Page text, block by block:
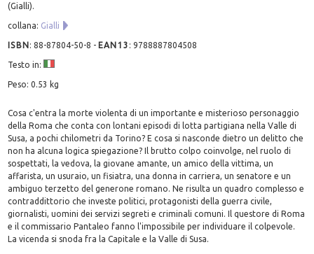
(Gialli).
collana: Gialli
ISBN:88-87804-50-8 - EAN13 :9788887804508
Testo in:
Peso: 0.53 kg
Cosa c'entra la morte violenta di un importante e misterioso personaggio
della Roma che conta con lontani episodi di lotta partigiana nella Valle di
Susa, a pochi chilometri da Torino? E cosa si nasconde dietro un delitto che
non ha alcuna logica spiegazione? Il brutto colpo coinvolge, nel ruolo di
sospettati, la vedova, la giovane amante, un amico della vittima, un
affarista, un usuraio, un fisiatra, una donna in carriera, un senatore e un
ambiguo terzetto del generone romano. Ne risulta un quadro complesso e
contraddittorio che investe politici, protagonisti della guerra civile,
giornalisti, uomini dei servizi segreti e criminali comuni. Il questore di Roma
e il commissario Pantaleo fanno l'impossibile per individuare il colpevole.
La vicenda si snoda fra la Capitale e la Valle di Susa.